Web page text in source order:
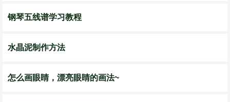
钢琴五线谱学习教程
水晶泥制作方法
怎么画眼睛，漂亮眼睛的画法~